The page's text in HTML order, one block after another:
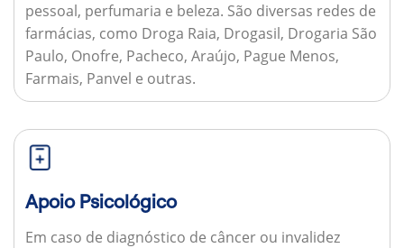
pessoal, perfumaria e beleza. São diversas redes de
farmácias, como Droga Raia, Drogasil, Drogaria São
Paulo, Onofre, Pacheco, Araújo, Pague Menos,
Farmais, Panvel e outras.
Apoio Psicológico
Em caso de diagnóstico de câncer ou invalidez